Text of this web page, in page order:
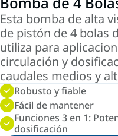
Esta bomba de alta
de pistón de 4 bolas
utiliza para
circulación y
caudales medios y
Robusto y fiable
Fácil de mantener
Funciones 3 en 1:
dosificación